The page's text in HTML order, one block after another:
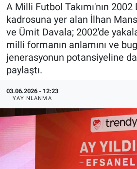
A Milli Futbol Takımı'nın 2002
kadrosuna yer alan İlhan
ve Ümit Davala; 2002'de
milli formanın anlamını ve
jenerasyonun potansiyeline
paylaştı.
03.06.2026 - 12:23
YAYINLANMA
Haber Arşivi